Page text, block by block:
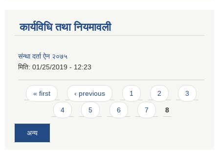
कार्यविधि तथा नियमावली
संन्था दर्ता ऐन २०७५
मिति: 01/25/2019 - 12:23
Pages
« first ‹ previous 1 2 3
4 5 6 7 8
अन्य